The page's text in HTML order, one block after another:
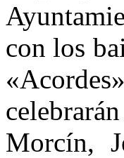
con los
Morcín,